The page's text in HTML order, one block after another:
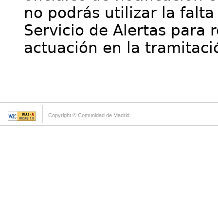
no podrás utilizar la
Servicio de Alertas para
actuación en la
Copyright © Comunidad de Madrid.